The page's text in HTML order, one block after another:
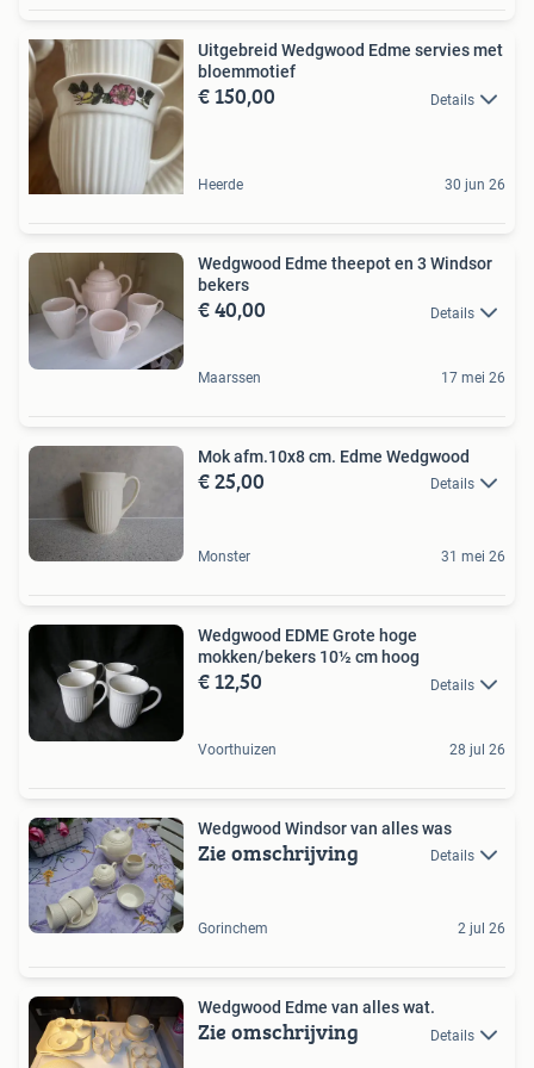
Uitgebreid Wedgwood Edme servies met
bloemmotief
€ 150,00 Details
Heerde 30 jun 26
Wedgwood Edme theepot en 3 Windsor
bekers
€ 40,00 Details
Maarssen 17 mei 26
Mok afm.10x8 cm. Edme Wedgwood
€ 25,00 Details
Monster 31 mei 26
Wedgwood EDME Grote hoge
mokken/bekers 10½ cm hoog
€ 12,50 Details
Voorthuizen 28 jul 26
Wedgwood Windsor van alles was
Zie omschrijving Details
Gorinchem 2 jul 26
Wedgwood Edme van alles wat.
Zie omschrijving Details